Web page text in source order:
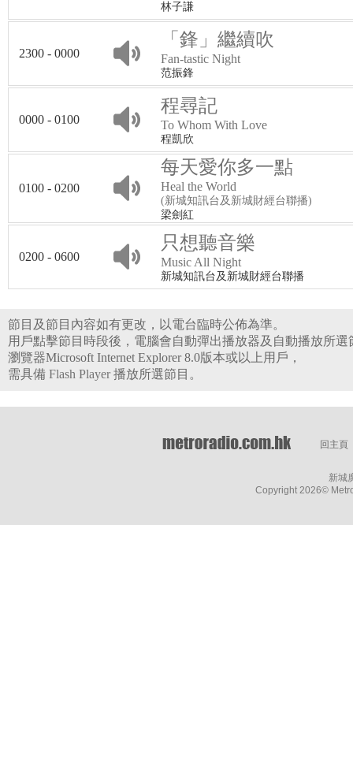
林子謙
2300 - 0000
「鋒」繼續吹
Fan-tastic Night
范振鋒
0000 - 0100
程尋記
To Whom With Love
程凱欣
0100 - 0200
每天愛你多一點
Heal the World
(新城知訊台及新城財經台聯播)
梁劍紅
0200 - 0600
只想聽音樂
Music All Night
新城知訊台及新城財經台聯播
節目及節目內容如有更改，以電台臨時公佈為準。
用戶點擊節目時段後，電腦會自動彈出播放器及自動播放所選
瀏覽器Microsoft Internet Explorer 8.0版本或以上用戶，
需具備 Flash Player 播放所選節目。
回主頁
新城
Copyright 2026©